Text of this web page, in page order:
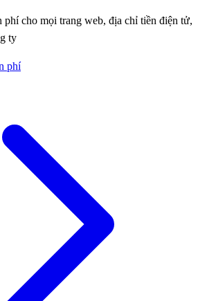
phí cho mọi trang web, địa chỉ tiền điện tử,
ty
phí